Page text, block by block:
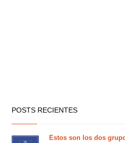
POSTS RECIENTES
Estos son los dos